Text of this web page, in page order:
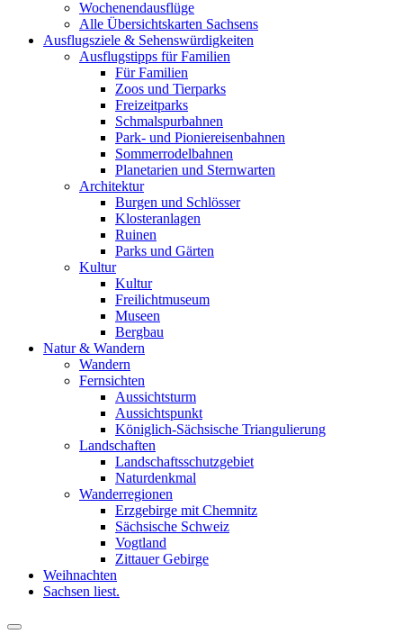
Wochenendausflüge
Alle Übersichtskarten Sachsens
Ausflugsziele & Sehenswürdigkeiten
Ausflugstipps für Familien
Für Familien
Zoos und Tierparks
Freizeitparks
Schmalspurbahnen
Park- und Pioniereisenbahnen
Sommerrodelbahnen
Planetarien und Sternwarten
Architektur
Burgen und Schlösser
Klosteranlagen
Ruinen
Parks und Gärten
Kultur
Kultur
Freilichtmuseum
Museen
Bergbau
Natur & Wandern
Wandern
Fernsichten
Aussichtsturm
Aussichtspunkt
Königlich-Sächsische Triangulierung
Landschaften
Landschaftsschutzgebiet
Naturdenkmal
Wanderregionen
Erzgebirge mit Chemnitz
Sächsische Schweiz
Vogtland
Zittauer Gebirge
Weihnachten
Sachsen liest.